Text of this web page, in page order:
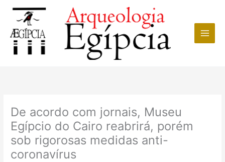
conteúdo
De acordo com jornais, Museu
Egípcio do Cairo reabrirá, porém
sob rigorosas medidas anti-
coronavírus